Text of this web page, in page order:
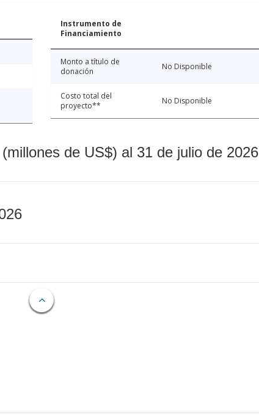
Instrumento de
Financiamiento
Monto a título de
donación
No Disponible
Costo total del
proyecto**
No Disponible
de US$) al 31 de julio de 2026